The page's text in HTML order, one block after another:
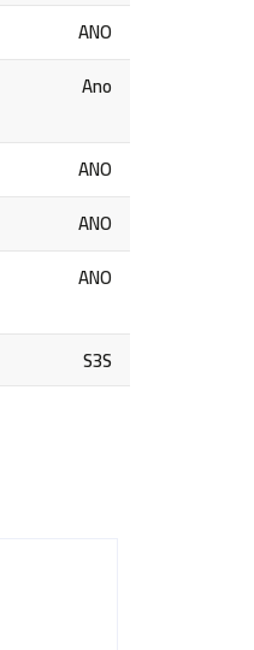
ANO
Ano
ANO
ANO
ANO
S3S